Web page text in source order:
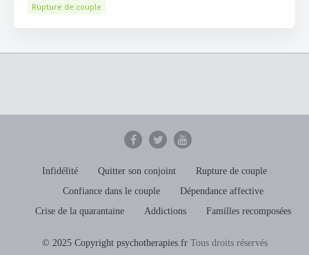
Rupture de couple
Infidélité Quitter son conjoint
Rupture de couple
Confiance dans le couple
Dépendance affective
Crise de la quarantaine
Addictions Familles recomposées
© 2025 Copyright psychotherapies.frTous droits réservés